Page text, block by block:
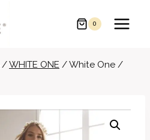
0
/WHITE ONE /White One /